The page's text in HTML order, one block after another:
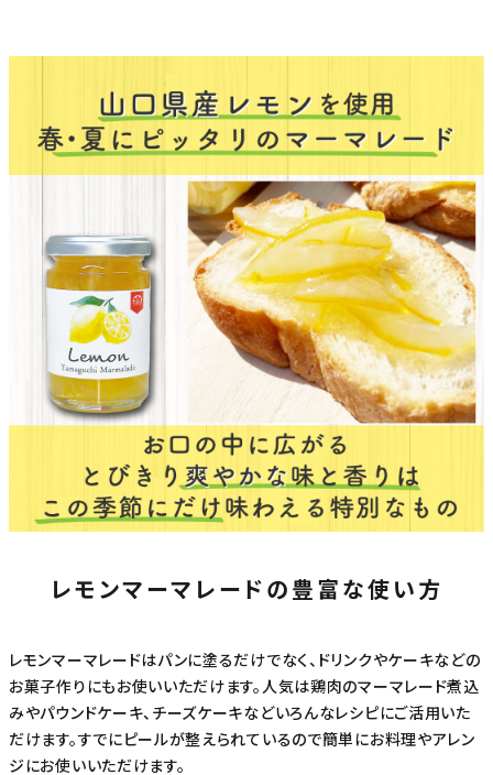
レモンマーマレードの豊富な使い方
レモンマーマレードはパンに塗るだけでなく、ドリンクやケーキなどの
お菓子作りにもお使いいただけます。人気は鶏肉のマーマレード煮込
みやパウンドケーキ、チーズケーキなどいろんなレシピにご活用いた
だけます。すでにピールが整えられているので簡単にお料理やアレン
ジにお使いいただけます。